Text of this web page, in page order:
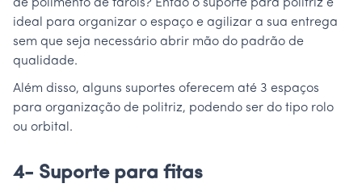
de polimento de faróis? Então o suporte para politriz é
ideal para organizar o espaço e agilizar a sua entrega
sem que seja necessário abrir mão do padrão de
qualidade.
Além disso, alguns suportes oferecem até 3 espaços
para organização de politriz, podendo ser do tipo rolo
ou orbital.
4- Suporte para fitas